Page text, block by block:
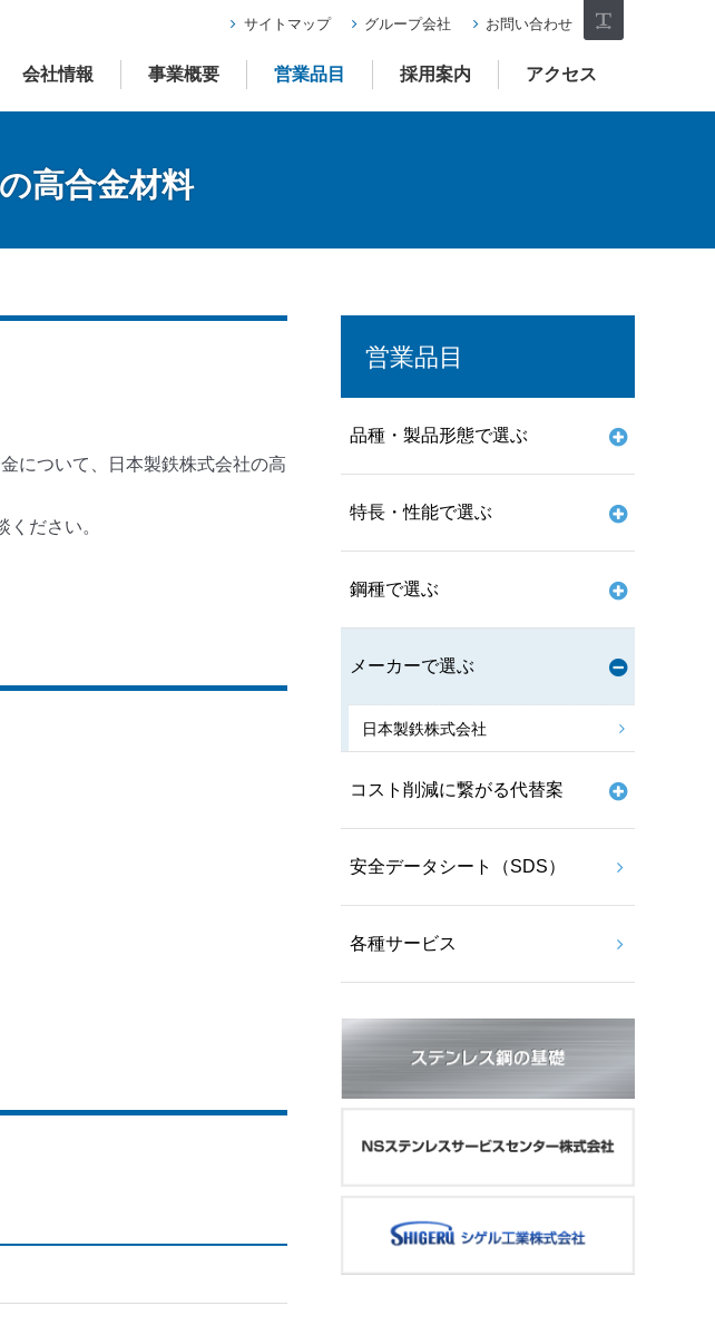
会社情報 事業概要 営業品目 採用案内 アクセス
サイトマップ グループ会社 お問い合わせ
ント
高合金材料
について、日本製鉄株式会社の高
ださい。
営業品目
品種・製品形態で選ぶ
特長・性能で選ぶ
鋼種で選ぶ
メーカーで選ぶ
日本製鉄株式会社
コスト削減に繋がる代替案
安全データシート（SDS）
各種サービス